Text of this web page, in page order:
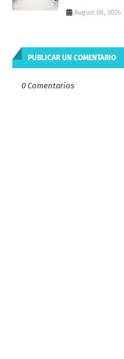
August 06, 2026
PUBLICAR UN COMENTARIO
0 Comentarios